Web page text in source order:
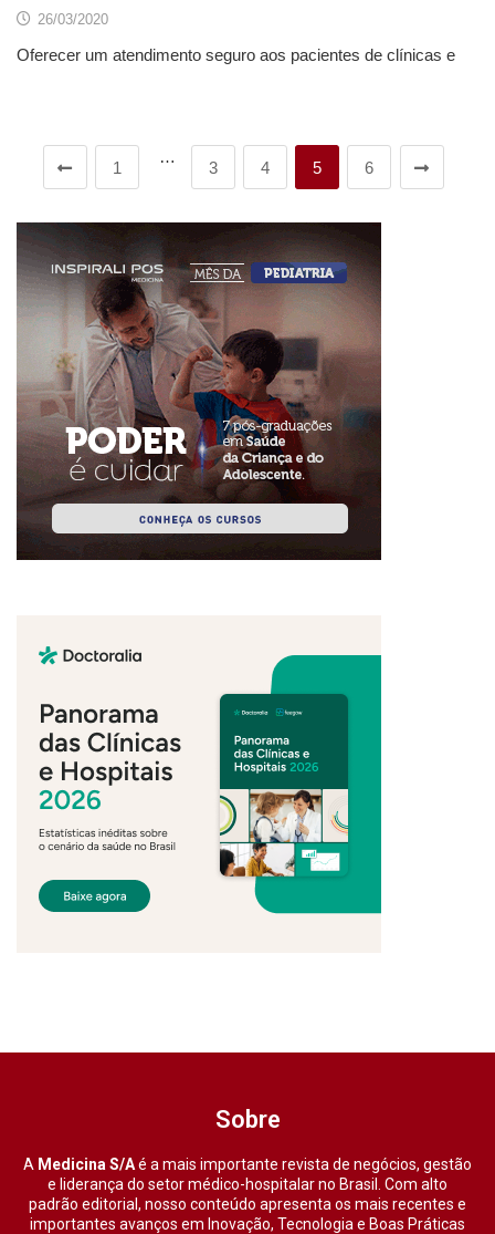
26/03/2020
Oferecer um atendimento seguro aos pacientes de clínicas e
1
…
3 4 5 6
Sobre
A Medicina S/Aé a mais importante revista de negócios, gestão
e liderança do setor médico-hospitalar no Brasil. Com alto
padrão editorial, nosso conteúdo apresenta os mais recentes e
importantes avanços em Inovação, Tecnologia e Boas Práticas